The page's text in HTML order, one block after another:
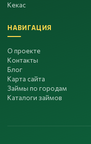
Кекас
НАВИГАЦИЯ
О проекте
Контакты
Блог
Карта сайта
Займы по городам
Каталоги займов